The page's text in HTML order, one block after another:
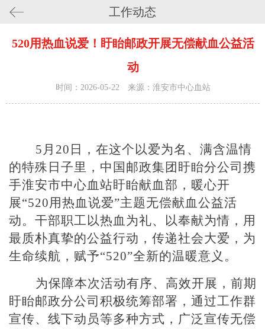
工作动态
520用热血说爱！盱眙邮政开展无偿献血公益活
动
时间：2026-05-22 来源：淮安市中心血站
5月20日，在这个以爱为名、满含温情
的特殊日子里，中国邮政集团盱眙分公司携
手淮安市中心血站盱眙献血部，暖心开
展“520用热血说爱”主题无偿献血公益活
动。干部职工以热血为礼、以奉献为情，用
最质朴真挚的公益行动，传递社会大爱，为
生命续航，赋予“520”全新的温暖意义。
为保障本次活动有序、高效开展，前期
盱眙邮政分公司积极统筹部署，通过工作群
宣传、线下动员等多种方式，广泛宣传无偿